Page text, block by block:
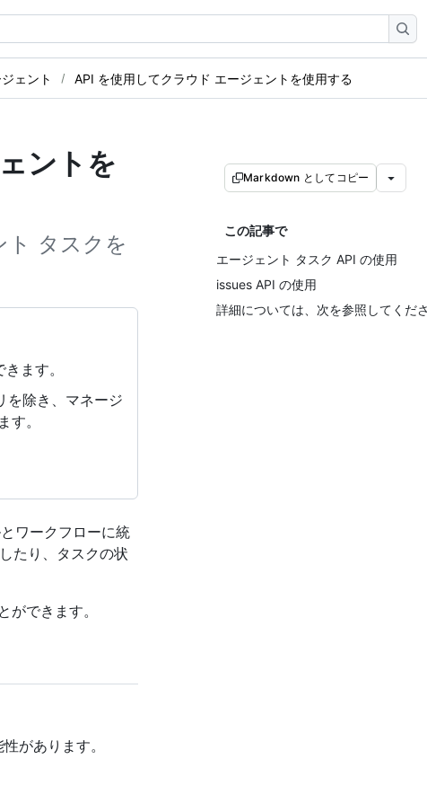
ェント API を使用してクラウド エージェントを使用する
ントを
ト タスクを
ます。
を除き、マネージ
す。
Markdown としてコピー
この記事で
エージェント タスク API の使用
issues API の使用
詳細については、次を参照してくださ
ワークフローに統
たり、タスクの状
できます。
があります。